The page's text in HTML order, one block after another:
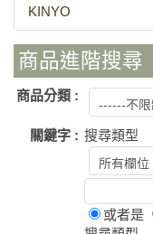
KINYO
商品進階搜尋
商品分類 :
關鍵字 : 搜尋類型
或者是